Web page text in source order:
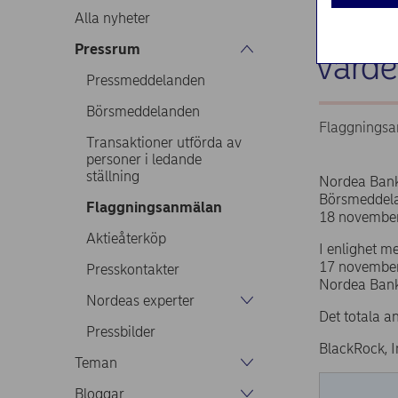
Alla nyheter
Pressrum
Pressmeddelanden
Börsmeddelanden
Transaktioner utförda av
personer i ledande
ställning
Flaggningsanmälan
Aktieåterköp
Presskontakter
Nordeas experter
Pressbilder
Teman
Bloggar
Nordea
18
I enlighet
17
Nordea
Det totala
BlackRock,